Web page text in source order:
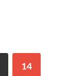
14